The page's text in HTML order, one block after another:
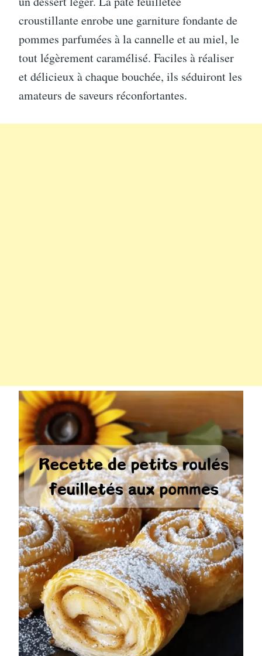
croustillante enrobe une garniture fondante de
pommes parfumées à la cannelle et au miel, le
tout légèrement caramélisé. Faciles à réaliser
et délicieux à chaque bouchée, ils séduiront les
amateurs de saveurs réconfortantes.